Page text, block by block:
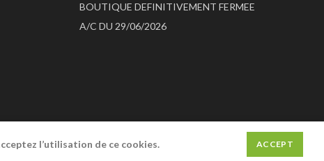
BOUTIQUE DEFINITIVEMENT FERMEE
A/C DU 29/06/2026
l’utilisation de ce cookies. ACCEPT